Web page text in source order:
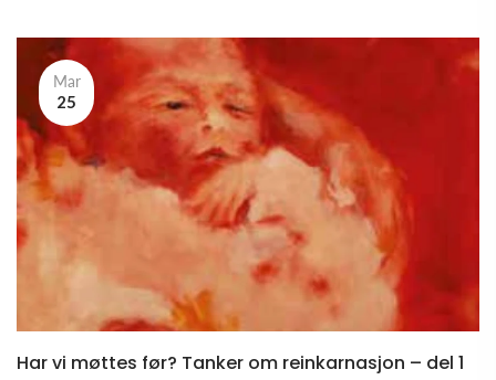
Mar
25
Har vi møttes før? Tanker om reinkarnasjon – del 1